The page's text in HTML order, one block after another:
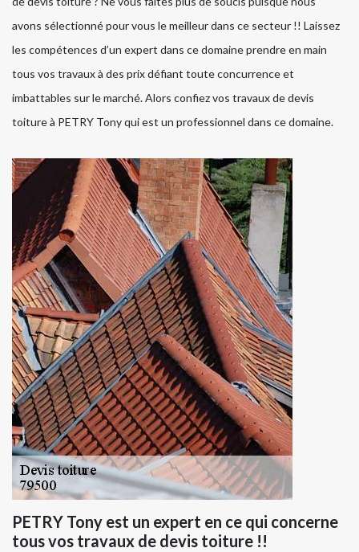
avons sélectionné pour vous le meilleur dans ce secteur !! Laissez
les compétences d’un expert dans ce domaine prendre en main
tous vos travaux à des prix défiant toute concurrence et
imbattables sur le marché. Alors confiez vos travaux de devis
toiture à PETRY Tony qui est un professionnel dans ce domaine.
PETRY Tony est un expert en ce qui concerne
tous vos travaux de devis toiture !!